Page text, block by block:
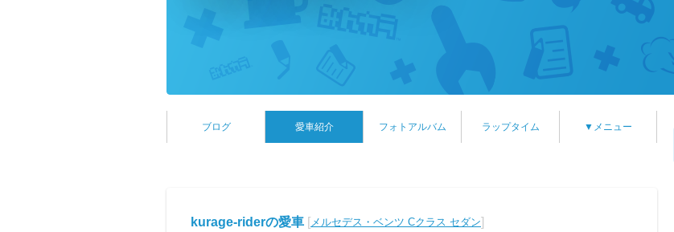
ブログ 愛車紹介 フォトアルバム ラップタイム ▼メニュー
kurage-riderの愛車 [メルセデス・ベンツ Cクラス セダン]